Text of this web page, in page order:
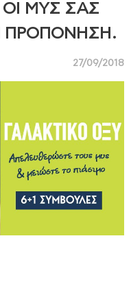
ΜΥΣ ΣΑΣ
ΠΡΟΠΌΝΗΣΗ.
27/09/2018